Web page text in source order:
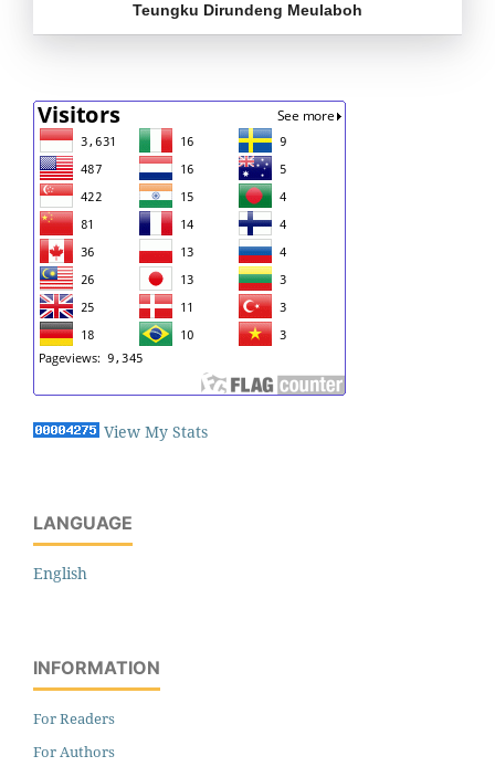
Teungku Dirundeng Meulaboh
View My Stats
LANGUAGE
English
INFORMATION
For Readers
For Authors